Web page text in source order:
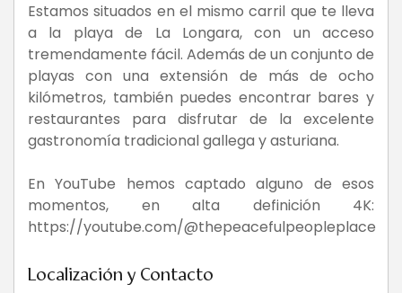
Estamos situados en el mismo carril que te lleva
a la playa de La Longara, con un acceso
tremendamente fácil. Además de un conjunto de
playas con una extensión de más de ocho
kilómetros, también puedes encontrar bares y
restaurantes para disfrutar de la excelente
gastronomía tradicional gallega y asturiana.
En YouTube hemos captado alguno de esos
momentos, en alta definición 4K:
https://youtube.com/@thepeacefulpeopleplace
Localización y Contacto